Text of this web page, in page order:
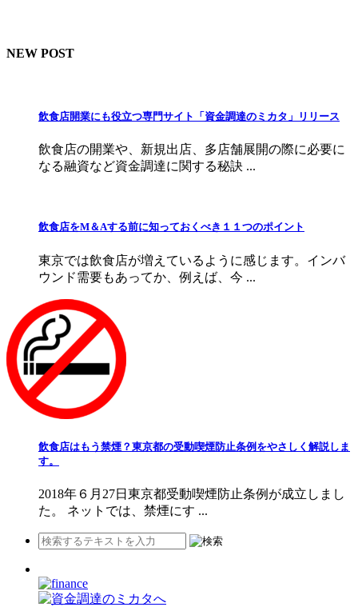
NEW POST
飲食店開業にも役立つ専門サイト「資金調達のミカタ」リリース
飲食店の開業や、新規出店、多店舗展開の際に必要に
なる融資など資金調達に関する秘訣 ...
飲食店をМ＆Aする前に知っておくべき１１つのポイント
東京では飲食店が増えているように感じます。インバ
ウンド需要もあってか、例えば、今 ...
飲食店はもう禁煙？東京都の受動喫煙防止条例をやさしく解説しま
す。
2018年６月27日東京都受動喫煙防止条例が成立しまし
た。 ネットでは、禁煙にす ...